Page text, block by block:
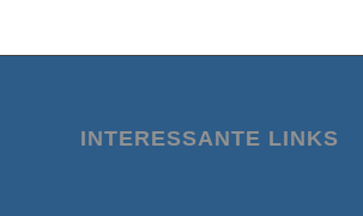
INTERESSANTE LINKS